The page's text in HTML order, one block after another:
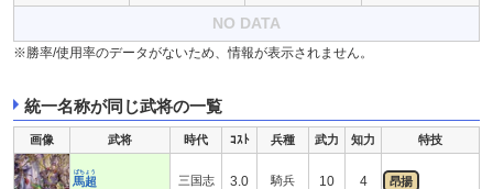
NO DATA
※勝率/使用率のデータがないため、情報が表示されません。
統一名称が同じ武将の一覧
画像 武将 時代 ｺｽﾄ 兵種 武力 知力 特技
馬超
ばちょう
三国志 3.0 騎兵 10 4 昂揚